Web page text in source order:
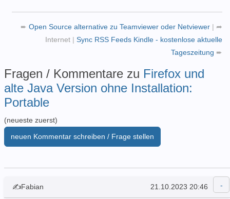
➨ Open Source alternative zu Teamviewer oder Netviewer | ➦
Internet | Sync RSS Feeds Kindle - kostenlose aktuelle
Tageszeitung ➨
Fragen / Kommentare zu Firefox und
alte Java Version ohne Installation:
Portable
(neueste zuerst)
neuen Kommentar schreiben / Frage stellen
✍Fabian 21.10.2023 20:46